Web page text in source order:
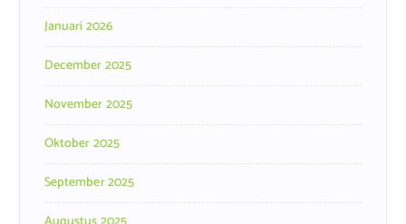
Januari 2026
December 2025
November 2025
Oktober 2025
September 2025